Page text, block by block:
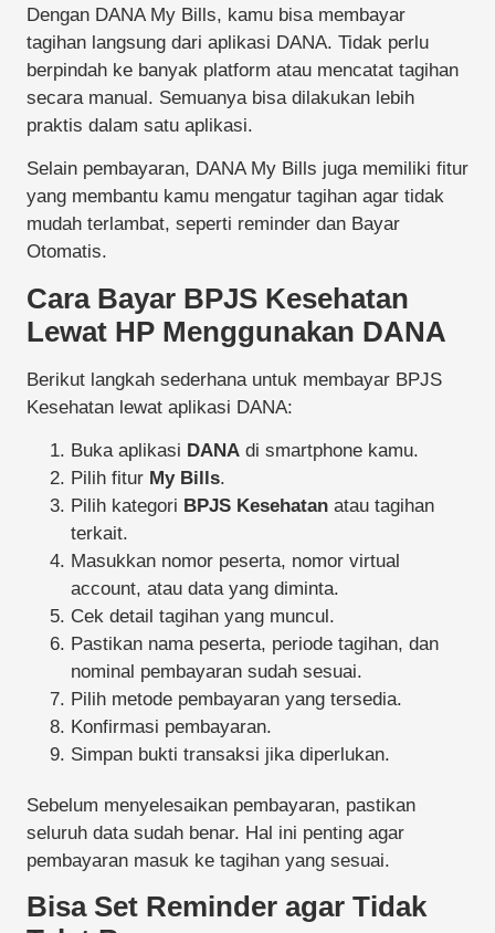
Dengan DANA My Bills, kamu bisa membayar
tagihan langsung dari aplikasi DANA. Tidak perlu
berpindah ke banyak platform atau mencatat tagihan
secara manual. Semuanya bisa dilakukan lebih
praktis dalam satu aplikasi.
Selain pembayaran, DANA My Bills juga memiliki fitur
yang membantu kamu mengatur tagihan agar tidak
mudah terlambat, seperti reminder dan Bayar
Otomatis.
Cara Bayar BPJS Kesehatan
Lewat HP Menggunakan DANA
Berikut langkah sederhana untuk membayar BPJS
Kesehatan lewat aplikasi DANA:
Buka aplikasi DANA di smartphone kamu.
Pilih fitur My Bills.
Pilih kategori BPJS Kesehatan atau tagihan
terkait.
Masukkan nomor peserta, nomor virtual
account, atau data yang diminta.
Cek detail tagihan yang muncul.
Pastikan nama peserta, periode tagihan, dan
nominal pembayaran sudah sesuai.
Pilih metode pembayaran yang tersedia.
Konfirmasi pembayaran.
Simpan bukti transaksi jika diperlukan.
Sebelum menyelesaikan pembayaran, pastikan
seluruh data sudah benar. Hal ini penting agar
pembayaran masuk ke tagihan yang sesuai.
Bisa Set Reminder agar Tidak